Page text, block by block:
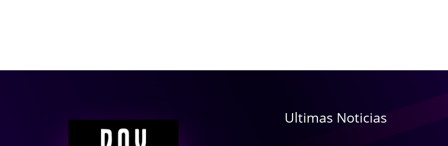
Ultimas Noticias